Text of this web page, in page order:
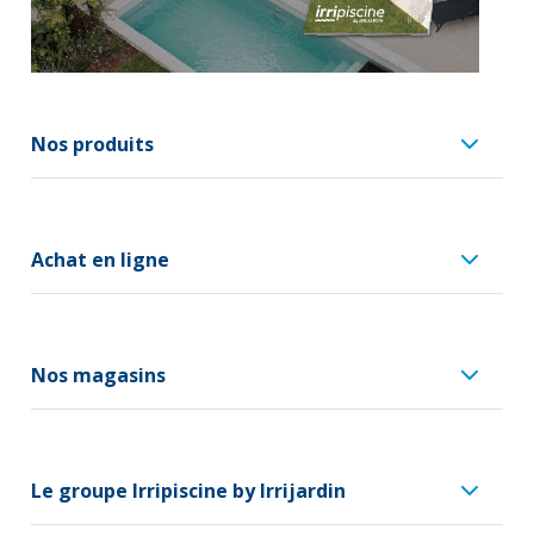
Nos produits
Achat en ligne
Nos magasins
Le groupe Irripiscine by Irrijardin